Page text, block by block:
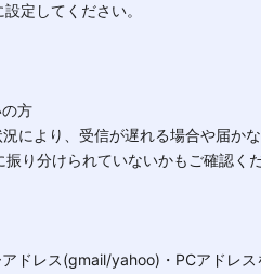
定してください。
方
により、受信が遅れる場合や届かな
振り分けられていないかもご確認くだ
ドレス(gmail/yahoo)・PCアドレス